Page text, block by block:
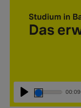
Abspielen
00:09